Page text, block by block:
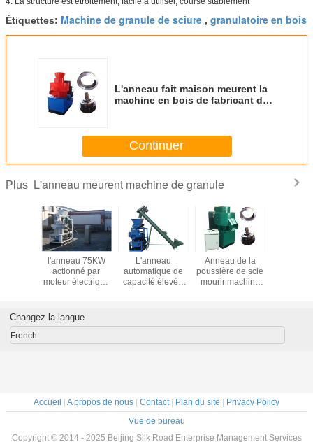
Étiquettes: Machine de granule de sciure , granulatoire en bois
L'anneau fait maison meurent la
machine en bois de fabricant de
Continuer
Plus L'anneau meurent machine de granule
CE
l'anneau 75KW
actionné par
moteur électrique
granule/granule
en bois faisant la
L'anneau
automatique de
capacité élevée
granule, certificat
Anneau de la
poussière de scie
mourir machine
pelletisation, type
Changez la langue
French
Accueil | A propos de nous | Contact| Plan du site | Privacy Policy
Vue de bureau
Copyright © 2014 - 2025 Beijing Silk Road Enterprise Management Services